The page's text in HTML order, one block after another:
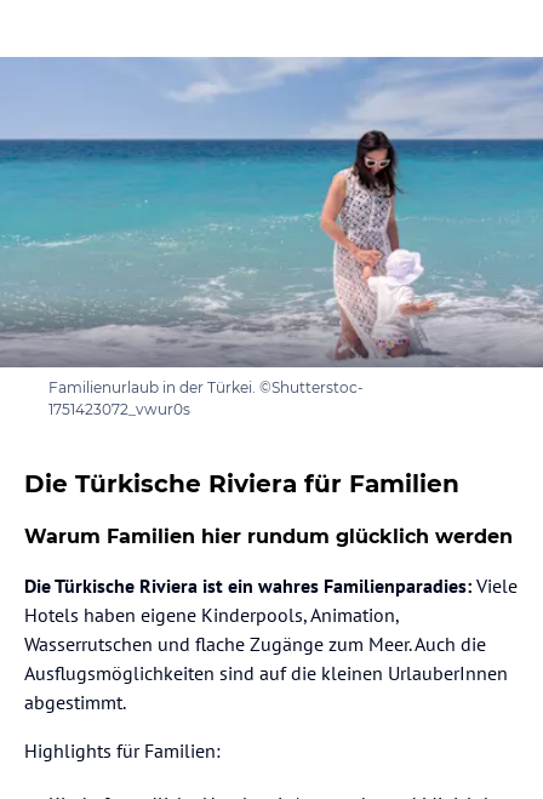
Familienurlaub in der Türkei. ©Shutterstoc-
1751423072_vwur0s
Die Türkische Riviera für Familien
Warum Familien hier rundum glücklich werden
Die Türkische Riviera ist ein wahres Familienparadies: Viele
Hotels haben eigene Kinderpools, Animation,
Wasserrutschen und flache Zugänge zum Meer. Auch die
Ausflugsmöglichkeiten sind auf die kleinen UrlauberInnen
abgestimmt.
Highlights für Familien: